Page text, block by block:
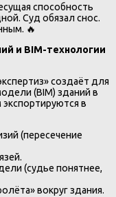
способность
Суд обязал снос.
🔥
и BIM-технологии
создаёт для
(BIM) зданий в
в
(пересечение
(судье понятнее,
вокруг здания.